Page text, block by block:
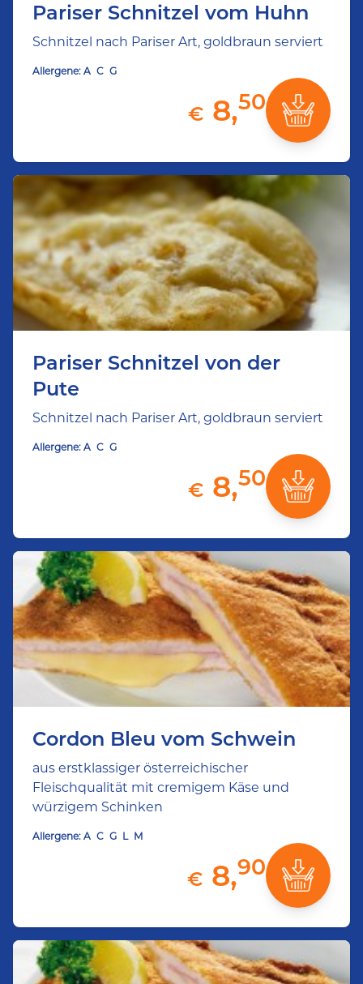
Pariser Schnitzel vom Huhn
Schnitzel nach Pariser Art, goldbraun serviert
Allergene: A C G
€ 8,50
Pariser Schnitzel von der
Pute
Schnitzel nach Pariser Art, goldbraun serviert
Allergene: A C G
€ 8,50
Cordon Bleu vom Schwein
aus erstklassiger österreichischer
Fleischqualität mit cremigem Käse und
würzigem Schinken
Allergene: A C G L M
€ 8,90